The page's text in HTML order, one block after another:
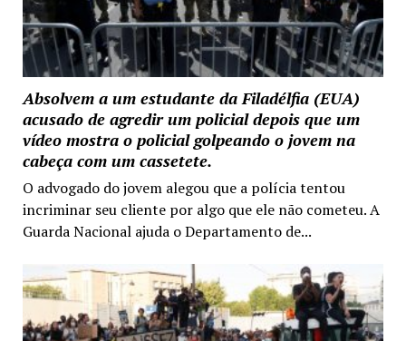
Absolvem a um estudante da Filadélfia (EUA)
acusado de agredir um policial depois que um
vídeo mostra o policial golpeando o jovem na
cabeça com um cassetete.
O advogado do jovem alegou que a polícia tentou
incriminar seu cliente por algo que ele não cometeu. A
Guarda Nacional ajuda o Departamento de...